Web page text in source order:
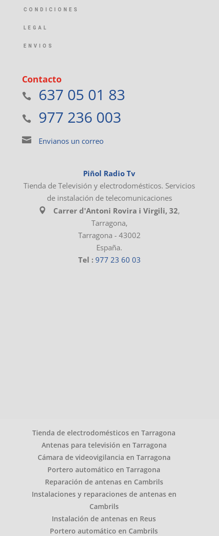
CONDICIONES
LEGAL
ENVIOS
Contacto
637 05 01 83
977 236 003
Envianos un correo
Piñol Radio Tv
Tienda de Televisión y electrodomésticos. Servicios
de instalación de telecomunicaciones
Carrer d'Antoni Rovira i Virgili, 32,
Tarragona,
Tarragona - 43002
España.
Tel : 977 23 60 03
Tienda de electrodomésticos en Tarragona
Antenas para televisión en Tarragona
Cámara de videovigilancia en Tarragona
Portero automático en Tarragona
Reparación de antenas en Cambrils
Instalaciones y reparaciones de antenas en
Cambrils
Instalación de antenas en Reus
Portero automático en Cambrils